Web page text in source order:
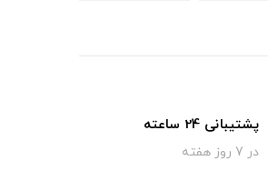
پشتیبانی 24 ساعته
در 7 روز هفته